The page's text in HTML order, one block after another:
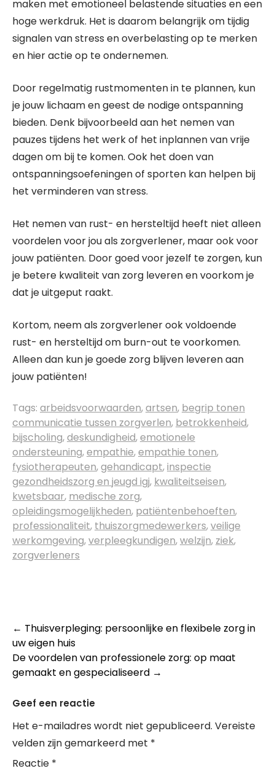
maken met emotioneel belastende situaties en een
hoge werkdruk. Het is daarom belangrijk om tijdig
signalen van stress en overbelasting op te merken
en hier actie op te ondernemen.
Door regelmatig rustmomenten in te plannen, kun
je jouw lichaam en geest de nodige ontspanning
bieden. Denk bijvoorbeeld aan het nemen van
pauzes tijdens het werk of het inplannen van vrije
dagen om bij te komen. Ook het doen van
ontspanningsoefeningen of sporten kan helpen bij
het verminderen van stress.
Het nemen van rust- en hersteltijd heeft niet alleen
voordelen voor jou als zorgverlener, maar ook voor
jouw patiënten. Door goed voor jezelf te zorgen, kun
je betere kwaliteit van zorg leveren en voorkom je
dat je uitgeput raakt.
Kortom, neem als zorgverlener ook voldoende
rust- en hersteltijd om burn-out te voorkomen.
Alleen dan kun je goede zorg blijven leveren aan
jouw patiënten!
Tags: arbeidsvoorwaarden,artsen, begrip tonen
communicatie tussen zorgverlen, betrokkenheid,
bijscholing,deskundigheid,emotionele
ondersteuning,empathie,empathie tonen,
fysiotherapeuten,gehandicapt,inspectie
gezondheidszorg en jeugd igj, kwaliteitseisen,
kwetsbaar, medische zorg,
opleidingsmogelijkheden, patiëntenbehoeften,
professionaliteit, thuiszorgmedewerkers,veilige
werkomgeving,verpleegkundigen,welzijn, ziek,
zorgverleners
Post
navigation
← Thuisverpleging: persoonlijke en flexibele zorg in
uw eigen huis
De voordelen van professionele zorg: op maat
gemaakt en gespecialiseerd →
Geef een reactie
Het e-mailadres wordt niet gepubliceerd. Vereiste
velden zijn gemarkeerd met *
Reactie *